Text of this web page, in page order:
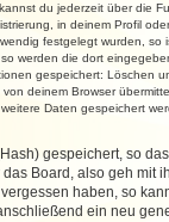
du jederzeit über die
in deinem Profil
festgelegt wurden, so
werden die dort
gespeichert: Löschen
deinem Browser
Daten gespeichert
gespeichert, so
Board, also geh
haben, so
ein neu